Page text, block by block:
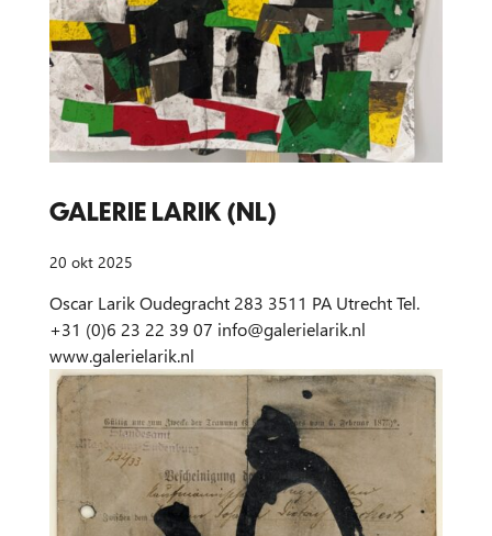
GALERIE LARIK (NL)
20 okt 2025
Oscar Larik Oudegracht 283 3511 PA Utrecht Tel.
+31 (0)6 23 22 39 07 info@galerielarik.nl
www.galerielarik.nl